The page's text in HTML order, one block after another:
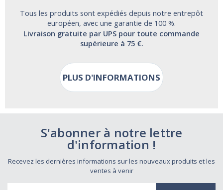
Tous les produits sont expédiés depuis notre entrepôt
européen, avec une garantie de 100 %.
Livraison gratuite par UPS pour toute commande
supérieure à 75 €.
PLUS D'INFORMATIONS
S'abonner à notre lettre
d'information !
Recevez les dernières informations sur les nouveaux produits et les
ventes à venir